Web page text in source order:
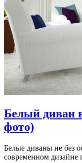
Белый диван
фото)
Белые диваны не без
современном